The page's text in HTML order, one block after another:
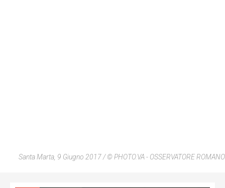
Santa Marta, 9 Giugno 2017 / © PHOTO.VA - OSSERVATORE ROMANO